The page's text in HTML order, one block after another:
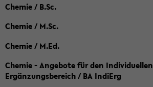
Chemie / B.Sc.
Chemie / M.Sc.
Chemie / M.Ed.
Chemie - Angebote für den Individuellen
Ergänzungsbereich / BA IndiErg